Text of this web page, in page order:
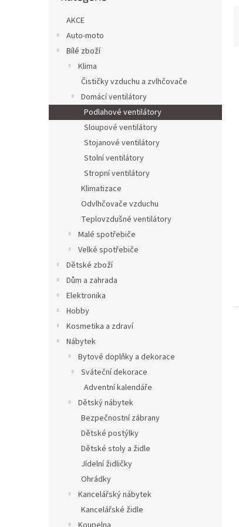
AKCE
Auto-moto
Bílé zboží
Klima
Čističky vzduchu a zvlhčovače
Domácí ventilátory
Podlahové ventilátory
Sloupové ventilátory
Stojanové ventilátory
Stolní ventilátory
Stropní ventilátory
Klimatizace
Odvlhčovače vzduchu
Teplovzdušné ventilátory
Malé spotřebiče
Velké spotřebiče
Dětské zboží
Dům a zahrada
Elektronika
Hobby
Kosmetika a zdraví
Nábytek
Bytové doplňky a dekorace
Sváteční dekorace
Adventní kalendáře
Dětský nábytek
Bezpečnostní zábrany
Dětské postýlky
Dětské stoly a židle
Jídelní židličky
Ohrádky
Kancelářský nábytek
Kancelářské židle